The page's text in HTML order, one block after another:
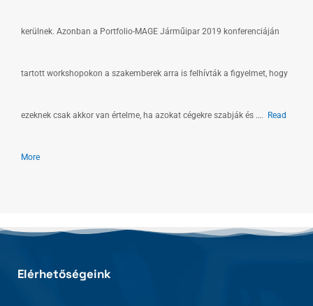
kerülnek. Azonban a Portfolio-MAGE Járműipar 2019 konferenciáján
tartott workshopokon a szakemberek arra is felhívták a figyelmet, hogy
ezeknek csak akkor van értelme, ha azokat cégekre szabják és …. Read
More
Elérhetőségeink